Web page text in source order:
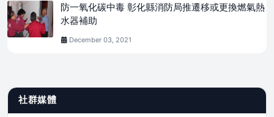
防一氧化碳中毒 彰化縣消防局推遷移或更換燃氣熱
水器補助
December 03, 2021
社群媒體